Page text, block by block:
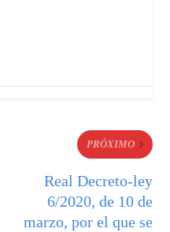
PRÓXIMO
Real Decreto-ley
6/2020, de 10 de
marzo, por el que se